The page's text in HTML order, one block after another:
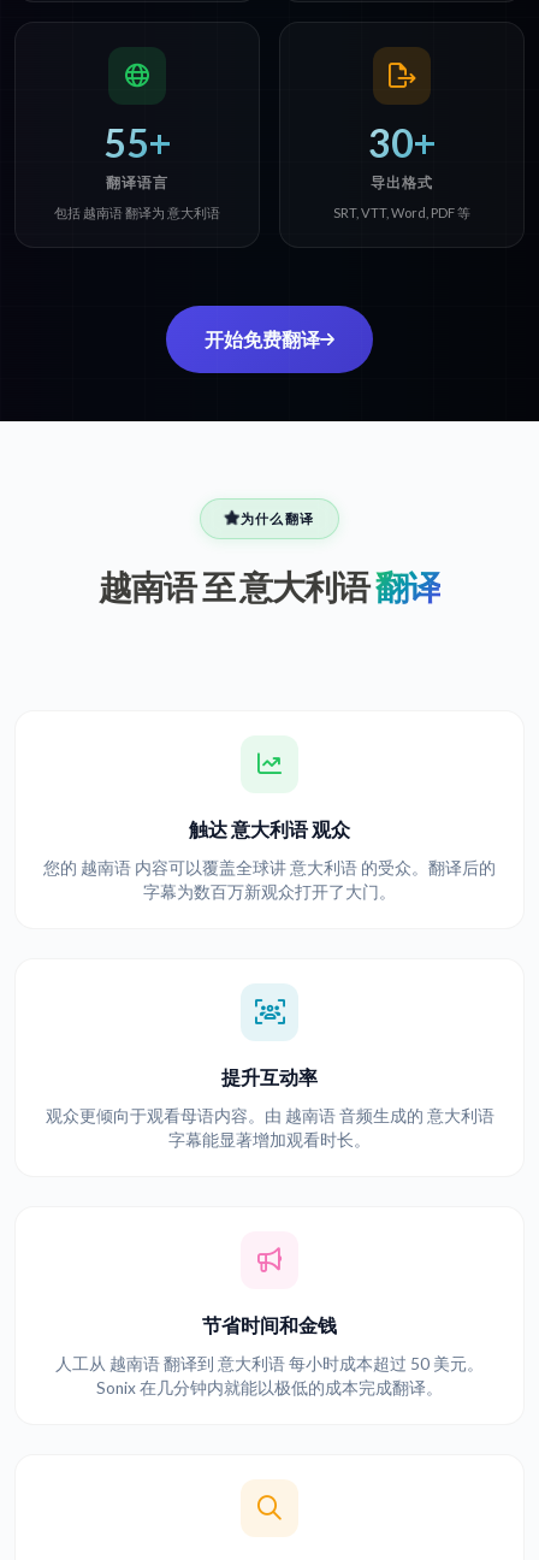
55+
翻译语言
包括 越南语 翻译为 意大利语
30+
导出格式
SRT, VTT, Word, PDF 等
开始免费翻译
为什么翻译
越南语 至 意大利语翻译
触达 意大利语 观众
您的 越南语 内容可以覆盖全球讲 意大利语 的受众。翻译后的
字幕为数百万新观众打开了大门。
提升互动率
观众更倾向于观看母语内容。由 越南语 音频生成的 意大利语
字幕能显著增加观看时长。
节省时间和金钱
人工从 越南语 翻译到 意大利语 每小时成本超过 50 美元。
Sonix 在几分钟内就能以极低的成本完成翻译。